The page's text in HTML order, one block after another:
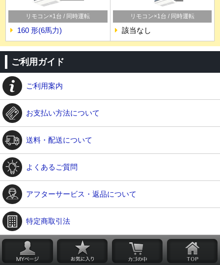
リモコン×1台 / 同時運転
160 形(6馬力)
リモコン×1台 / 同時運転
該当なし
ご利用ガイド
ご利用案内
お支払い方法について
送料・配送について
よくあるご質問
アフターサービス・返品について
特定商取引法